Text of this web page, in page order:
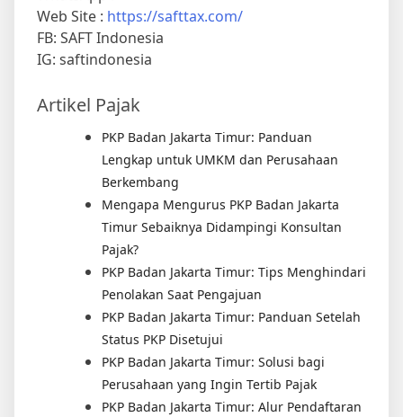
Web Site : https://safttax.com/
FB: SAFT Indonesia
IG: saftindonesia
Artikel Pajak
PKP Badan Jakarta Timur: Panduan
Lengkap untuk UMKM dan Perusahaan
Berkembang
Mengapa Mengurus PKP Badan Jakarta
Timur Sebaiknya Didampingi Konsultan
Pajak?
PKP Badan Jakarta Timur: Tips Menghindari
Penolakan Saat Pengajuan
PKP Badan Jakarta Timur: Panduan Setelah
Status PKP Disetujui
PKP Badan Jakarta Timur: Solusi bagi
Perusahaan yang Ingin Tertib Pajak
PKP Badan Jakarta Timur: Alur Pendaftaran